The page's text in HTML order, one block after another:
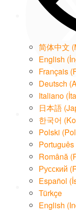
简体中文 (
English (
Français (
Deutsch (
Italiano (
日本語 (
한국어 (
Polski (
Português
Română (
Русский (
Español (
Türkçe
English
LinkedIn
Email